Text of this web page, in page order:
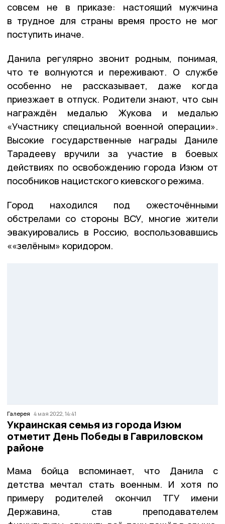
совсем не в приказе: настоящий мужчина
в трудное для страны время просто не мог
поступить иначе.
Данила регулярно звонит родным, понимая,
что те волнуются и переживают. О службе
особенно не рассказывает, даже когда
приезжает в отпуск. Родители знают, что сын
награждён медалью Жукова и медалью
«Участнику специальной военной операции».
Высокие государственные награды Даниле
Тарадееву вручили за участие в боевых
действиях по освобождению города Изюм от
пособников нацистского киевского режима.
Город находился под ожесточёнными
обстрелами со стороны ВСУ, многие жители
эвакуировались в Россию, воспользовавшись
««зелёным» коридором.
Галерея 4 мая 2022, 14:41
Украинская семья из города Изюм
отметит День Победы в Гавриловском
районе
Мама бойца вспоминает, что Данила с
детства мечтал стать военным. И хотя по
примеру родителей окончил ТГУ имени
Державина, став преподавателем